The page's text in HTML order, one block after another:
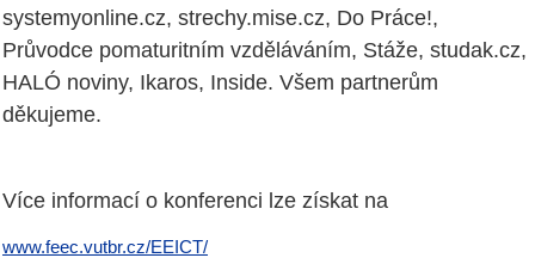
systemyonline.cz, strechy.mise.cz, Do Práce!,
Průvodce pomaturitním vzděláváním, Stáže, studak.cz,
HALÓ noviny, Ikaros, Inside. Všem partnerům
děkujeme.
Více informací o konferenci lze získat na
www.feec.vutbr.cz/EEICT/